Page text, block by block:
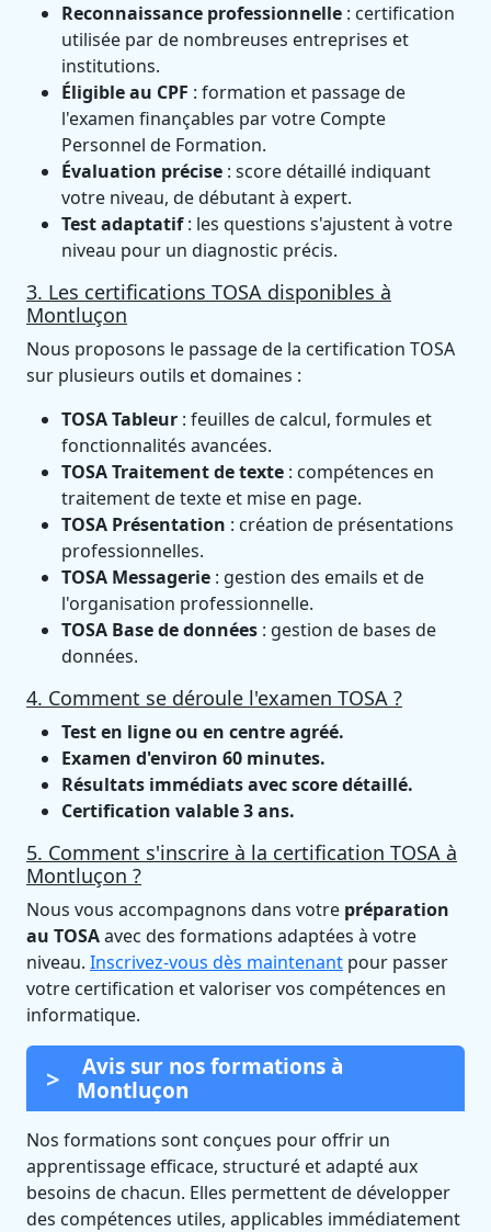
Reconnaissance professionnelle : certification
utilisée par de nombreuses entreprises et
institutions.
Éligible au CPF : formation et passage de
l'examen finançables par votre Compte
Personnel de Formation.
Évaluation précise : score détaillé indiquant
votre niveau, de débutant à expert.
Test adaptatif: les questions s'ajustent à votre
niveau pour un diagnostic précis.
3. Les certifications TOSA disponibles à
Montluçon
Nous proposons le passage de la certification TOSA
sur plusieurs outils et domaines :
TOSA Tableur : feuilles de calcul, formules et
fonctionnalités avancées.
TOSA Traitement de texte : compétences en
traitement de texte et mise en page.
TOSA Présentation : création de présentations
professionnelles.
TOSA Messagerie : gestion des emails et de
l'organisation professionnelle.
TOSA Base de données : gestion de bases de
données.
4. Comment se déroule l'examen TOSA ?
Test en ligne ou en centre agréé.
Examen d'environ 60 minutes.
Résultats immédiats avec score détaillé.
Certification valable 3 ans.
5. Comment s'inscrire à la certification TOSA à
Montluçon ?
Nous vous accompagnons dans votre préparation
au TOSAavec des formations adaptées à votre
niveau. Inscrivez-vous dès maintenant pour passer
votre certification et valoriser vos compétences en
informatique.
Avis sur nos formations à
Montluçon
Nos formations sont conçues pour offrir un
apprentissage efficace, structuré et adapté aux
besoins de chacun. Elles permettent de développer
des compétences utiles, applicables immédiatement